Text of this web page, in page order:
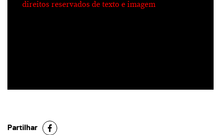
direitos reservados de texto e imagem
Partilhar